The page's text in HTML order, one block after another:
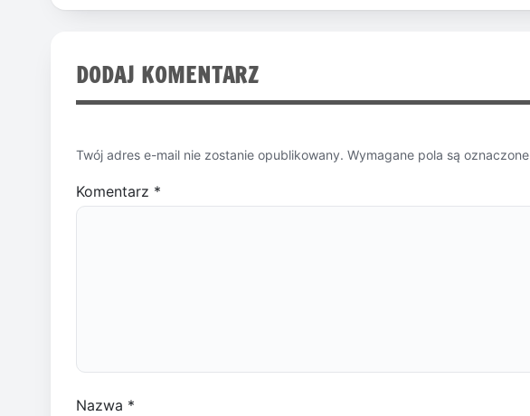
DODAJ KOMENTARZ
Twój adres e-mail nie zostanie opublikowany. Wymagane pola są oznaczone
Komentarz *
Nazwa *